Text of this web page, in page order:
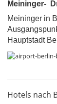
Meininger-
Meininger in
Hauptstadt
Hotels nach